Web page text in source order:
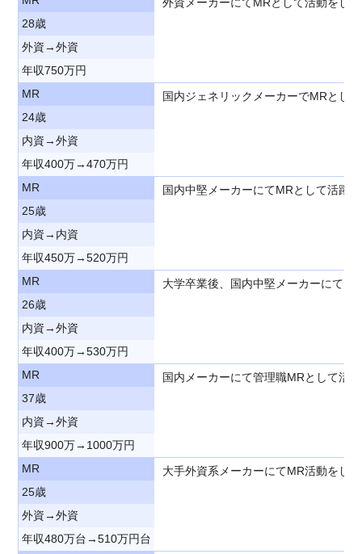
28歳
外資→外資
年収750万円
MR
国内ジェネリックメーカーでMRとし
24歳
内資→外資
年収400万→470万円
MR
国内中堅メーカーにてMRとして活躍
25歳
内資→内資
年収450万→520万円
MR
大学卒業後、国内中堅メーカーにて
26歳
内資→外資
年収400万→530万円
MR
国内メーカーにて管理職MRとして活
37歳
内資→外資
年収900万→1000万円
MR
大手外資系メーカーにてMR活動をし
25歳
外資→外資
年収480万台→510万円台